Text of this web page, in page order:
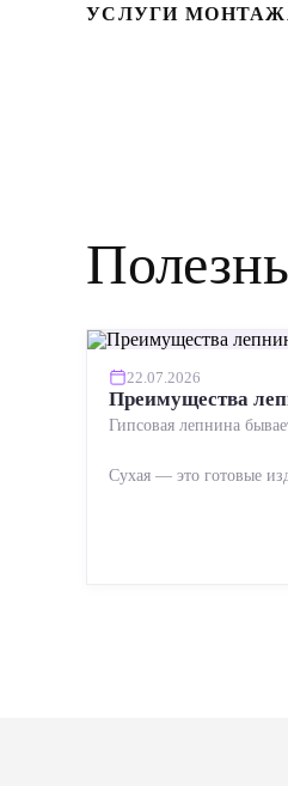
УСЛУГИ
22.07.2026
Преимущества
Гипсовая лепнина
Сухая — это готовые